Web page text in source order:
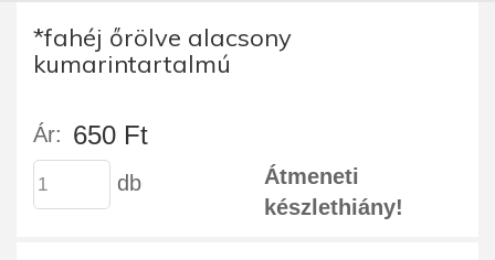
*fahéj őrölve alacsony
kumarintartalmú
Ár: 650 Ft
db
Átmeneti
készlethiány!